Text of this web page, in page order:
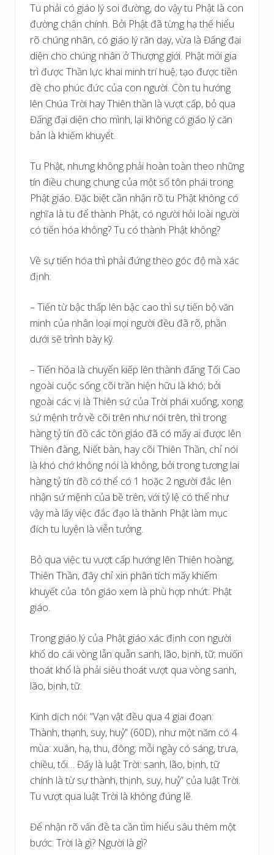
Tu phải có giáo lý soi đường, do vậy tu Phật là con
đường chân chính. Bởi Phật đã từng hạ thế hiểu
rõ chúng nhân, có giáo lý răn dạy, vừa là Đấng đại
diện cho chúng nhân ở Thượng giới. Phật mới gia
trì được Thần lực khai minh trí huệ; tạo được tiền
đề cho phúc đức của con người. Còn tu hướng
lên Chúa Trời hay Thiên thần là vượt cấp, bỏ qua
Đấng đại diện cho mình, lại không có giáo lý căn
bản là khiếm khuyết.
Tu Phật, nhưng không phải hoàn toàn theo những
tín điều chung chung của một số tôn phái trong
Phật giáo. Đặc biệt cần nhận rõ tu Phật không có
nghĩa là tu để thành Phật, có người hỏi loài người
có tiến hóa không? Tu có thành Phật không?
Về sự tiến hóa thì phải đứng theo góc độ mà xác
định:
– Tiến từ bậc thấp lên bậc cao thì sự tiến bộ văn
minh của nhân loại mọi người đều đã rõ, phần
dưới sẽ trình bày kỹ.
– Tiến hóa là chuyển kiếp lên thành đấng Tối Cao
ngoài cuộc sống cõi trần hiện hữu là khó; bởi
ngoài các vị là Thiên sứ của Trời phái xuống, xong
sứ mệnh trở về cõi trên như nói trên, thì trong
hàng tỷ tín đồ các tôn giáo đã có mấy ai được lên
Thiên đàng, Niết bàn, hay cõi Thiên Thần, chỉ nói
là khó chớ không nói là không, bởi trong tương lai
hàng tỷ tín đồ có thể có 1 hoặc 2 người đắc lên
nhận sứ mệnh của bề trên, với tỷ lệ có thể như
vậy mà lấy việc đắc đạo là thành Phật làm mục
đích tu luyện là viễn tưởng.
Bỏ qua việc tu vượt cấp hướng lên Thiên hoàng,
Thiên Thần, đây chỉ xin phân tích mấy khiếm
khuyết của tôn giáo xem là phù hợp nhứt: Phật
giáo.
Trong giáo lý của Phật giáo xác định con người
khổ do cái vòng lẫn quẫn sanh, lão, bịnh, tữ; muốn
thoát khổ là phải siêu thoát vượt qua vòng sanh,
lão, bịnh, tữ.
Kinh dịch nói: “Vạn vật đều qua 4 giai đoạn:
Thành, thạnh, suy, huỷ” (60D), như một năm có 4
mùa: xuân, hạ, thu, đông; mỗi ngày có sáng, trưa,
chiều, tối… Đấy là luật Trời: sanh, lão, bịnh, tữ
chính là từ sự thành, thịnh, suy, huỷ” của luật Trời.
Tu vượt qua luật Trời là không đúng lẽ.
Để nhận rõ vấn đề ta cần tìm hiểu sâu thêm một
bước: Trời là gì? Người là gì?